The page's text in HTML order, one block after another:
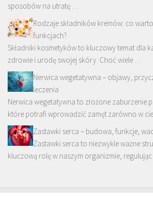
sposobów na utratę …
Rodzaje składników kremów: co
funkcjach?
Składniki kosmetyków to kluczowy temat dla
zdrowie i urodę swojej skóry. Choć wiele …
Nerwica wegetatywna – objawy,
leczenia
Nerwica wegetatywna to złożone zaburzenie
które potrafi wprowadzić zamęt zarówno w
Zastawki serca – budowa, funkcje,
Zastawki serca to niezwykle ważne
kluczową rolę w naszym organizmie, regulując